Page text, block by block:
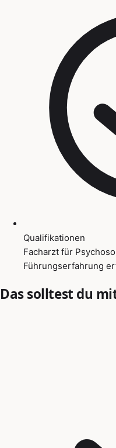
Qualifikationen
Facharzt für
Führungserfahrung
Das solltest du